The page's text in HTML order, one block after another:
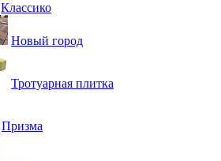
Классико
Новый город
Тротуарная плитка
Призма